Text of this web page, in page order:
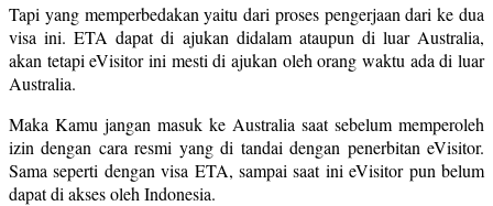
Tapi yang memperbedakan yaitu dari proses pengerjaan dari ke dua
visa ini. ETA dapat di ajukan didalam ataupun di luar Australia,
akan tetapi eVisitor ini mesti di ajukan oleh orang waktu ada di luar
Australia.
Maka Kamu jangan masuk ke Australia saat sebelum memperoleh
izin dengan cara resmi yang di tandai dengan penerbitan eVisitor.
Sama seperti dengan visa ETA, sampai saat ini eVisitor pun belum
dapat di akses oleh Indonesia.